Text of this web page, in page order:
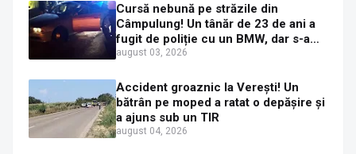
Cursă nebună pe străzile din
Câmpulung! Un tânăr de 23 de ani a
fugit de poliție cu un BMW, dar s-a
oprit într-un gard de pe strada
august 03, 2026
Accident groaznic la Verești! Un
bătrân pe moped a ratat o depășire și
a ajuns sub un TIR
august 04, 2026